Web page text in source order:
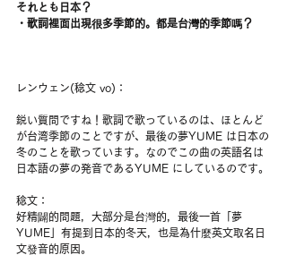
それとも日本？
・歌詞裡面出現很多季節的。都是台灣的季節嗎？
レンウェン(稔文 vo)：
鋭い質問ですね！歌詞で歌っているのは、ほとんど
が台湾季節のことですが、最後の夢YUME は日本の
冬のことを歌っています。なのでこの曲の英語名は
日本語の夢の発音であるYUME にしているのです。
稔文：
好精闢的問題，大部分是台灣的，最後一首「夢
YUME」有提到日本的冬天，也是為什麼英文取名日
文發音的原因。